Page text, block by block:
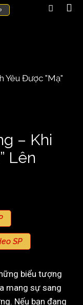
– Khi
Lên
SP
biểu tượng
mang sự sang
Nếu bạn đang